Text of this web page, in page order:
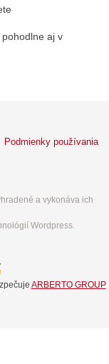
aj v
Podmienky používania
a vykonáva ich
Wordpress.
ARBERTO GROUP